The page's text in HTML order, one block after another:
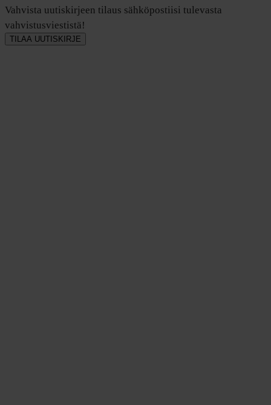
Vahvista uutiskirjeen tilaus sähköpostiisi tulevasta
vahvistusviestistä!
TILAA UUTISKIRJE